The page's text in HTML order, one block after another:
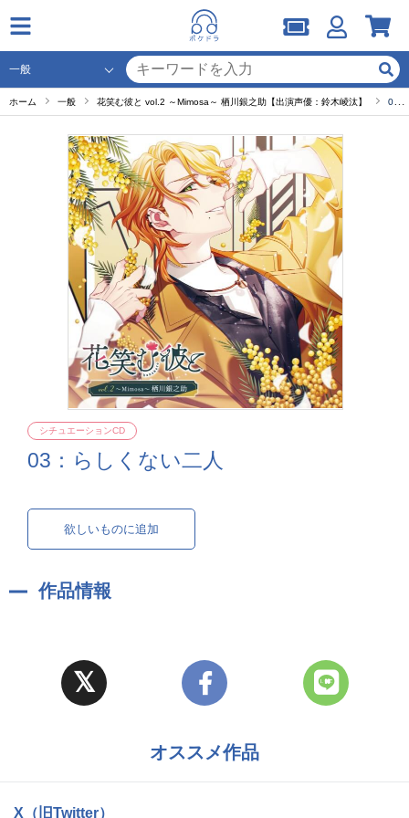
ホーム 一般 花笑む彼と vol.2 ～Mimosa～ 栖川銀之助【出演声優：鈴木崚汰】 03：らしくない二人
03：らしくない二人
シチュエーションCD
欲しいものに追加
作品情報
オススメ作品
X（旧Twitter）